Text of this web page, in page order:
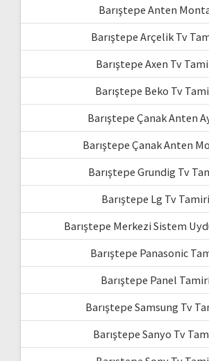
Barıştepe Anten
Barıştepe Arçelik Tv
Barıştepe Axen Tv
Barıştepe Beko Tv
Barıştepe Çanak Anten
Barıştepe Çanak Anten
Barıştepe Grundig Tv
Barıştepe Lg Tv Tamiri
Barıştepe Merkezi Sistem
Barıştepe Panasonic
Barıştepe Panel Tamiri
Barıştepe Samsung Tv
Barıştepe Sanyo Tv